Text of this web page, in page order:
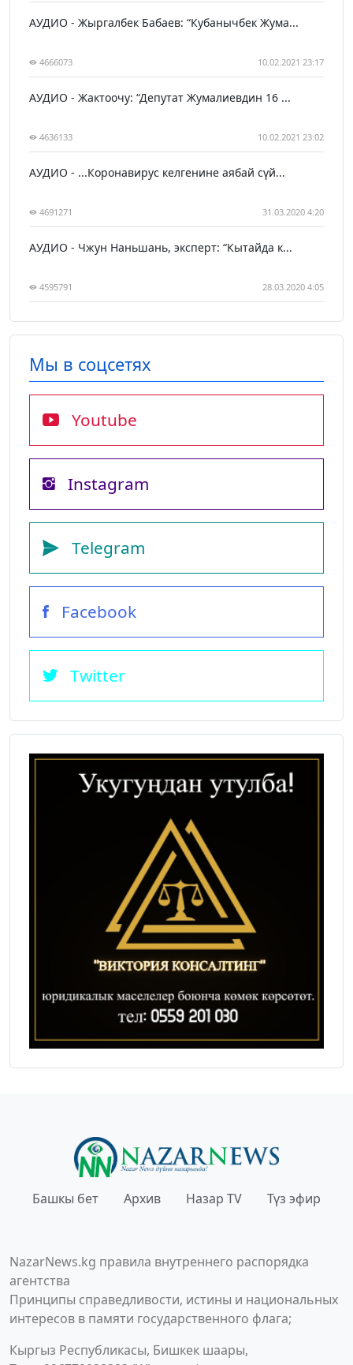
АУДИО - Жыргалбек Бабаев: “Кубанычбек Жума...
4666073 10.02.2021 23:17
АУДИО - Жактоочу: “Депутат Жумалиевдин 16 ...
4636133 10.02.2021 23:02
АУДИО - ...Коронавирус келгенине аябай сүй...
4691271 31.03.2020 4:20
АУДИО - Чжун Наньшань, эксперт: “Кытайда к...
4595791 28.03.2020 4:05
Мы в соцсетях
Youtube
Instagram
Telegram
Facebook
Twitter
Башкы бет Архив Назар TV Түз эфир
NazarNews.kg правила внутреннего распорядка
агентства
Принципы справедливости, истины и национальных
интересов в памяти государственного флага;
Кыргыз Республикасы, Бишкек шаары,